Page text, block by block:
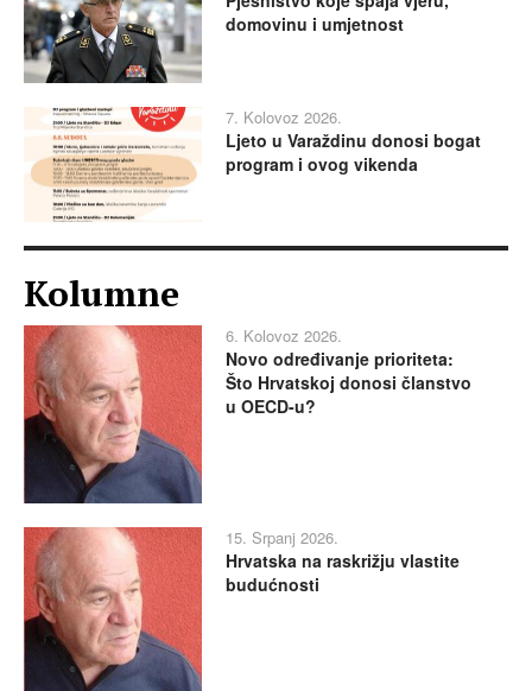
domovinu i umjetnost
7. Kolovoz 2026.
Ljeto u Varaždinu donosi bogat
program i ovog vikenda
Kolumne
6. Kolovoz 2026.
Novo određivanje prioriteta:
Što Hrvatskoj donosi članstvo
u OECD-u?
15. Srpanj 2026.
Hrvatska na raskrižju vlastite
budućnosti